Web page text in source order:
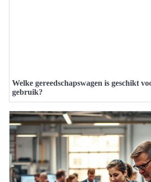
Welke gereedschapswagen is geschikt
gebruik?